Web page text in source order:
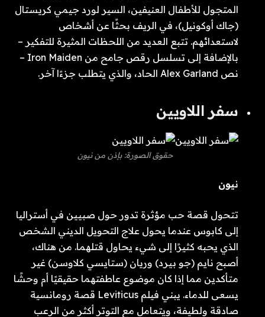
المتجول للأطفال العنيفين، السير لورد جيمي كريستال
(جاك أوكونيل)، في الريف بحثًا عن أشخاص
لاستعدائهم. تتبع العديد من اللحظات المثيرة للتفكير –
بالإضافة إلى تسلسل رقص جامح من Iron Maiden –
نص Alex Garland الحاد، والذي يتطلب جزءًا آخر.
سفر اللاويين
حقوق الصورة: بإذن من نيون
نيون
تتحول قصة حب مؤثرة تدور حول صبيين في أستراليا
إلى كابوس عندما يحول علاج التحويل الديني الشخص
الذي يحبه كثيرًا إلى شيء يحاول قتلهما. من هناك،
أصبح نايم (جو بيرد) وريان (ستايسي كلاوسن) غير
متأكدين مما إذا كان موضوع عاطفتهما حقيقيًا أم وحشًا
يسعى للدماء. يبني فيلم Leviticus قصة رومانسية
صادقة ولطيفة، ويتعامل مع التوتر أكثر من الرعب